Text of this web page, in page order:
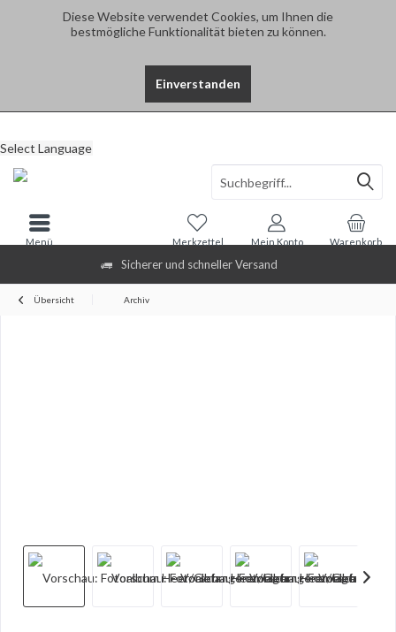
Diese Website verwendet Cookies, um Ihnen die
bestmögliche Funktionalität bieten zu können.
Einverstanden
Sicherer und schneller Versand
Select Language
Warenkorb
Merkzettel Mein Konto
Menü
Übersicht Archiv